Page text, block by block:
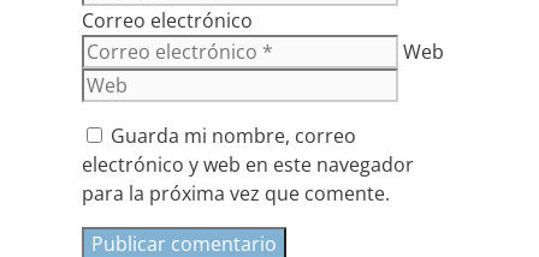
Correo electrónico
Web
Guarda mi nombre, correo
electrónico y web en este navegador
para la próxima vez que comente.